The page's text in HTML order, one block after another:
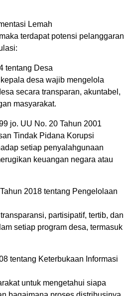
Lemah
terdapat potensi pelanggaran
tentang Desa
desa wajib mengelola
secara transparan, akuntabel,
masyarakat.
jo. UU No. 20 Tahun 2001
Tindak Pidana Korupsi
setiap penyalahgunaan
keuangan negara atau
2018 tentang Pengelolaan
partisipatif, tertib, dan
setiap program desa, termasuk
tentang Keterbukaan Informasi
untuk mengetahui siapa